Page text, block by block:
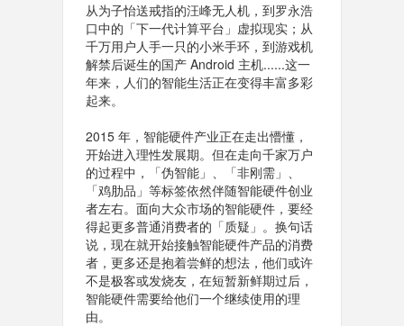
从为子怡送戒指的汪峰无人机，到罗永浩
口中的「下一代计算平台」虚拟现实；从
千万用户人手一只的小米手环，到游戏机
解禁后诞生的国产 Android 主机......这一
年来，人们的智能生活正在变得丰富多彩
起来。
2015 年，智能硬件产业正在走出懵懂，
开始进入理性发展期。但在走向千家万户
的过程中，「伪智能」、「非刚需」、
「鸡肋品」等标签依然伴随智能硬件创业
者左右。面向大众市场的智能硬件，要经
得起更多普通消费者的「质疑」。换句话
说，现在就开始接触智能硬件产品的消费
者，更多还是抱着尝鲜的想法，他们或许
不是极客或发烧友，在短暂新鲜期过后，
智能硬件需要给他们一个继续使用的理
由。